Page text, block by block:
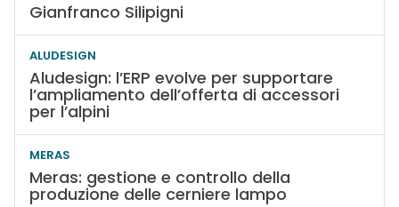
Gianfranco Silipigni
ALUDESIGN
Aludesign: l’ERP evolve per supportare
l’ampliamento dell’offerta di accessori
per l’alpini
MERAS
Meras: gestione e controllo della
produzione delle cerniere lampo